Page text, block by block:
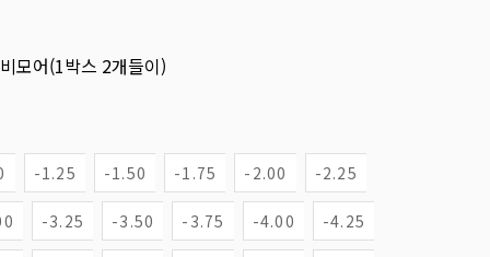
모어(1박스 2개들이)
-1.25 -1.50 -1.75 -2.00 -2.25
-3.25 -3.50 -3.75 -4.00 -4.25